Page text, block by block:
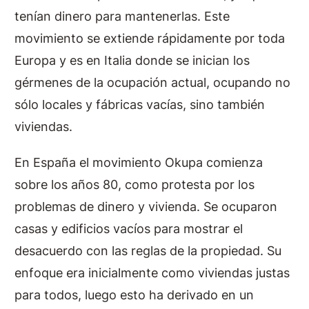
tenían dinero para mantenerlas. Este
movimiento se extiende rápidamente por toda
Europa y es en Italia donde se inician los
gérmenes de la ocupación actual, ocupando no
sólo locales y fábricas vacías, sino también
viviendas.
En España el movimiento Okupa comienza
sobre los años 80, como protesta por los
problemas de dinero y vivienda. Se ocuparon
casas y edificios vacíos para mostrar el
desacuerdo con las reglas de la propiedad. Su
enfoque era inicialmente como viviendas justas
para todos, luego esto ha derivado en un